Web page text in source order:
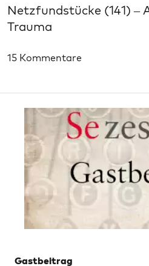
Netzfundstücke (141) –
Trauma
15 Kommentare
Gastbeitrag